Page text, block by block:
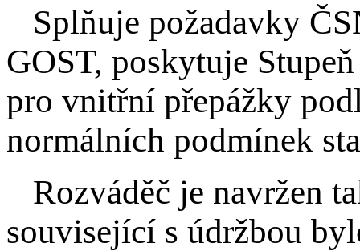
Splňuje požadavky
GOST, poskytuje
pro vnitřní přepážky
normálních podmínek
Rozváděč je navržen
související s údržbou